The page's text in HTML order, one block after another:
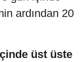
ardından 20
üst üste